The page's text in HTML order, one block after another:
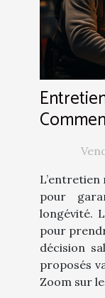
votre
L’entretien
pour
longévité.
pour
décision
proposés
Zoom sur